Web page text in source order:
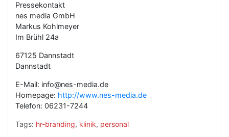
Pressekontakt
nes media GmbH
Markus Kohlmeyer
Im Brühl 24a
67125 Dannstadt
Dannstadt
E-Mail: info@nes-media.de
Homepage: http://www.nes-media.de
Telefon: 06231-7244
Tags: hr-branding, klinik, personal